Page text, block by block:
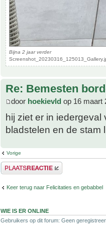
Bijna 2 jaar verder
Re: Bemesten
door hoekievld op 16 maart
hij ziet er in
bladstelen en de stam
Vorige
Plaats een reactie
Keer terug naar Felicitaties en gebabbel
WIE IS ER ONLINE
Gebruikers op dit forum: Geen